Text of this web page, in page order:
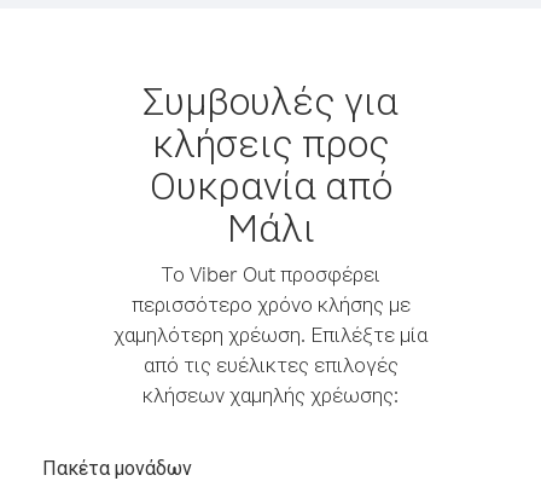
Συμβουλές για
κλήσεις προς
Ουκρανία από
Mάλι
Το Viber Out προσφέρει
περισσότερο χρόνο κλήσης με
χαμηλότερη χρέωση. Επιλέξτε μία
από τις ευέλικτες επιλογές
κλήσεων χαμηλής χρέωσης:
Πακέτα μονάδων